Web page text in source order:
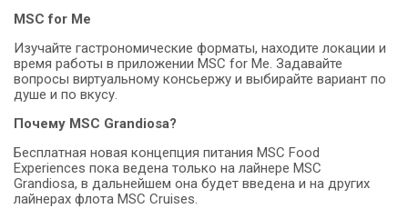
MSC for Me
Изучайте гастрономические форматы, находите локации и
время работы в приложении MSC for Me. Задавайте
вопросы виртуальному консьержу и выбирайте вариант по
душе и по вкусу.
Почему MSC Grandiosa?
Бесплатная новая концепция питания MSC Food
Experiences пока ведена только на лайнере MSC
Grandiosa, в дальнейшем она будет введена и на других
лайнерах флота MSC Cruises.